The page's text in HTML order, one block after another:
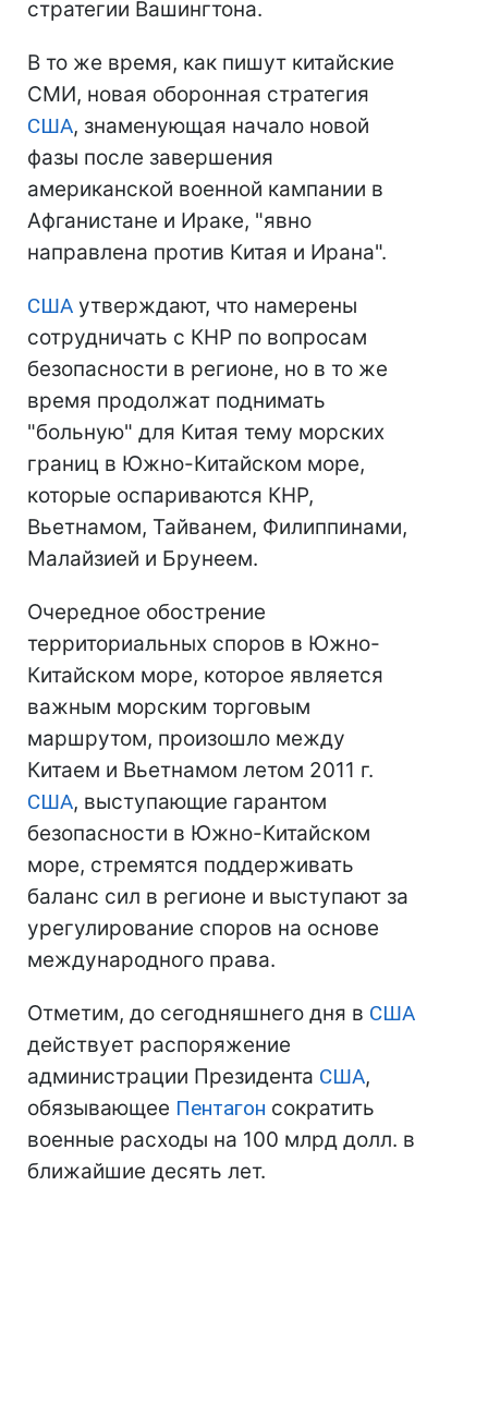
стратегии Вашингтона.
В то же время, как пишут китайские
СМИ, новая оборонная стратегия
США, знаменующая начало новой
фазы после завершения
американской военной кампании в
Афганистане и Ираке, "явно
направлена против Китая и Ирана".
США утверждают, что намерены
сотрудничать с КНР по вопросам
безопасности в регионе, но в то же
время продолжат поднимать
"больную" для Китая тему морских
границ в Южно-Китайском море,
которые оспариваются КНР,
Вьетнамом, Тайванем, Филиппинами,
Малайзией и Брунеем.
Очередное обострение
территориальных споров в Южно-
Китайском море, которое является
важным морским торговым
маршрутом, произошло между
Китаем и Вьетнамом летом 2011 г.
США, выступающие гарантом
безопасности в Южно-Китайском
море, стремятся поддерживать
баланс сил в регионе и выступают за
урегулирование споров на основе
международного права.
Отметим, до сегодняшнего дня в США
действует распоряжение
администрации Президента США,
обязывающее Пентагон сократить
военные расходы на 100 млрд долл. в
ближайшие десять лет.